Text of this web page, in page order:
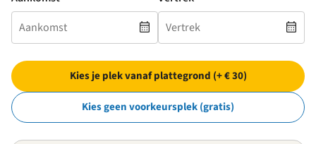
Kies je plek vanaf plattegrond (+ € 30)
Kies geen voorkeursplek (gratis)